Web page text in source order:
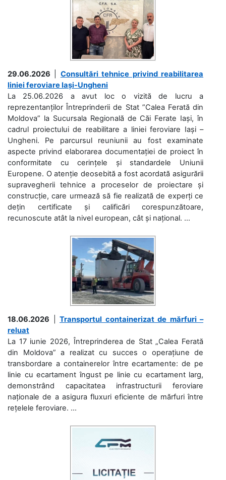
29.06.2026
Consultări tehnice privind reabilitarea
liniei feroviare Iași-Ungheni
La 25.06.2026 a avut loc o vizită de lucru a
reprezentanților Întreprinderii de Stat ”Calea Ferată din
Moldova” la Sucursala Regională de Căi Ferate Iași, în
cadrul proiectului de reabilitare a liniei feroviare Iași –
Ungheni. Pe parcursul reuniunii au fost examinate
aspecte privind elaborarea documentației de proiect în
conformitate cu cerințele și standardele Uniunii
Europene. O atenție deosebită a fost acordată asigurării
supravegherii tehnice a proceselor de proiectare și
construcție, care urmează să fie realizată de experți ce
dețin certificate și calificări corespunzătoare,
recunoscute atât la nivel european, cât și național. ...
18.06.2026
Transportul containerizat de mărfuri –
reluat
La 17 iunie 2026, Întreprinderea de Stat „Calea Ferată
din Moldova” a realizat cu succes o operațiune de
transbordare a containerelor între ecartamente: de pe
linie cu ecartament îngust pe linie cu ecartament larg,
demonstrând capacitatea infrastructurii feroviare
naționale de a asigura fluxuri eficiente de mărfuri între
rețelele feroviare. ...